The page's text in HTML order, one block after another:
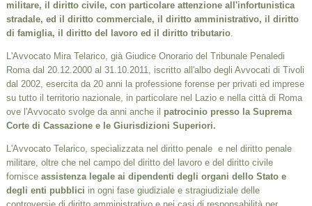
militare, il diritto civile, con particolare attenzione all'infortunistica
stradale, ed il diritto commerciale, il diritto amministrativo, il diritto
di famiglia, il diritto del lavoro ed il diritto tributario.
L'Avvocato Mira Telarico, già Giudice Onorario del Tribunale Penaledi
Roma dal 20.12.2000 al 31.10.2011, iscritto all'albo degli Avvocati di Tivoli
dal 2002, esercita da 20 anni la professione forense per privati ed imprese
su tutto il territorio nazionale, in particolare nel Lazio e nella città di Roma
ove l'Avvocato svolge da anni anche il patrocinio presso la Suprema
Corte di Cassazione e le Giurisdizioni Superiori.
L'Avvocato Telarico, specializzata nel diritto penale e nel diritto penale
militare, oltre che nel campo del diritto del lavoro e del diritto civile
fornisce assistenza legale ai dipendenti degli organi dello Stato e
degli enti pubblici in ogni fase giudiziale e stragiudiziale delle